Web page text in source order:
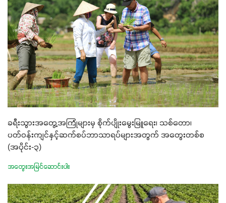
ခရီးသွားအတွေ့အကြုံများမှ စိုက်ပျိုးမွေးမြူရေး၊ သစ်တော၊
ပတ်ဝန်းကျင်နှင့်ဆက်စပ်ဘာသာရပ်များအတွက် အတွေးတစ်စ
(အပိုင်း-၃)
အတွေးအမြင်ဆောင်းပါး